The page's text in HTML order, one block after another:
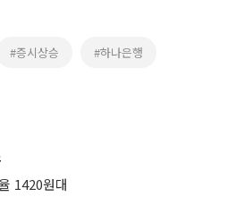
#증시상승 #하나은행
1420원대